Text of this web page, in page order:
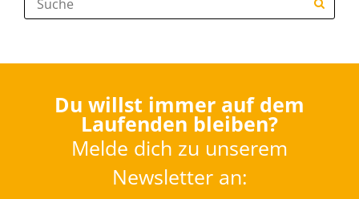
Du willst immer auf dem
Laufenden bleiben?
Melde dich zu unserem
Newsletter an: